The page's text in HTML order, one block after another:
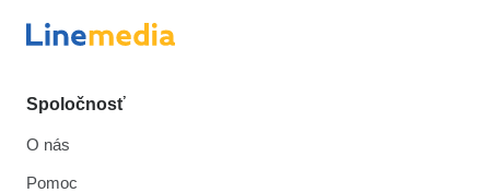
Spoločnosť
O nás
Pomoc